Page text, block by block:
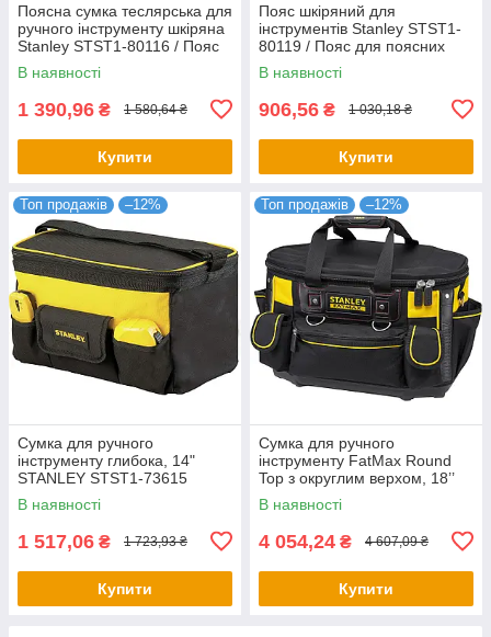
Поясна сумка теслярська для
ручного інструменту шкіряна
Stanley STST1-80116 / Пояс
сумка для інструментів
В наявності
1 390,96 ₴ 1 580,64 ₴
Купити
Пояс шкіряний для
інструментів Stanley STST1-
80119 / Пояс для поясних
сумок і підсумків під
інструменти
В наявності
906,56 ₴ 1 030,18 ₴
Купити
Топ продажів –12%
Сумка для ручного
інструменту глибока, 14"
STANLEY STST1-73615
В наявності
1 517,06 ₴ 1 723,93 ₴
Купити
Топ продажів –12%
Сумка для ручного
інструменту FatMax Round
Top з округлим верхом, 18’’
STANLEY FMST1-70749
В наявності
4 054,24 ₴ 4 607,09 ₴
Купити